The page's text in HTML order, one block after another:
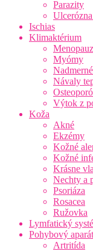
Parazity
Ischias
Klimaktérium
Myómy
Návaly
Výtok z
Koža
Akné
Ekzémy
Kožné
Kožné
Krásne
Nechty a
Psoriáza
Rosacea
Ružovka
Lymfatický
Pohybový aparát
Artritída